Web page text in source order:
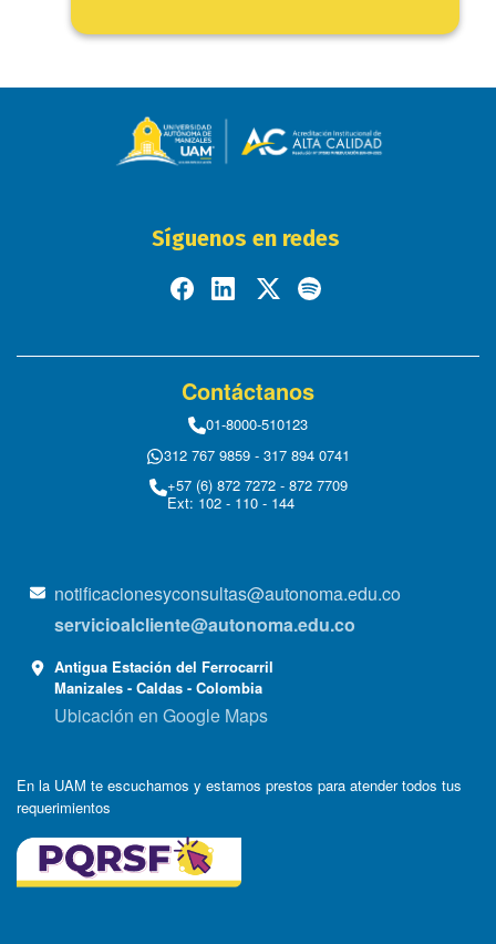
Síguenos en redes
Contáctanos
01-8000-510123
312 767 9859 - 317 894 0741
+57 (6) 872 7272 - 872 7709
Ext: 102 - 110 - 144
notificacionesyconsultas@autonoma.edu.co
servicioalcliente@autonoma.edu.co
Antigua Estación del Ferrocarril
Manizales - Caldas - Colombia
Ubicación en Google Maps
En la UAM te escuchamos y estamos prestos para atender todos tus
requerimientos